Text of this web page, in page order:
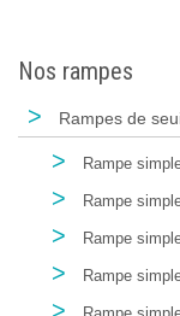
Nos rampes
> Rampes de
> Rampe
> Rampe
> Rampe
> Rampe
>